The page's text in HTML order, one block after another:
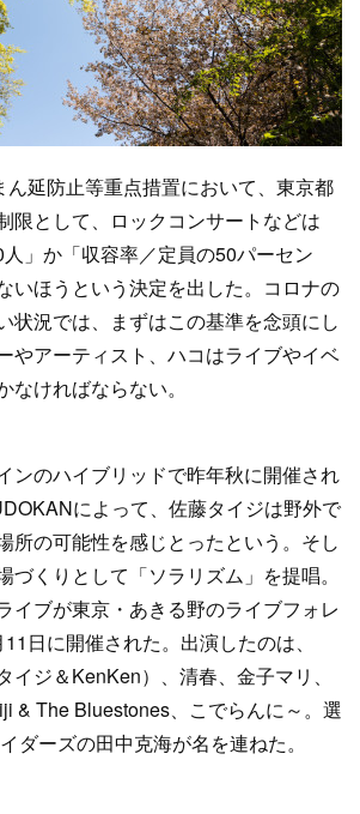
延防止等重点措置において、東京都
限として、ロックコンサートなどは
人」か「収容率／定員の50パーセン
いほうという決定を出した。コロナの
状況では、まずはこの基準を念頭にし
やアーティスト、ハコはライブやイベ
なければならない。
ンのハイブリッドで昨年秋に開催され
によって、佐藤タイジは野外で
所の可能性を感じとったという。そし
づくりとして「ソラリズム」を提唱。
イブが東京・あきる野のライブフォレ
日に開催された。出演したのは、
イジ＆KenKen）、清春、金子マリ、
& The Bluestones、こでらんに～。選
ダーズの田中克海が名を連ねた。